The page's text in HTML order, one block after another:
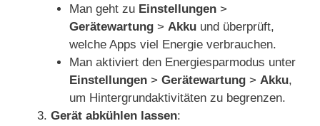
Man geht zu Einstellungen>
Gerätewartung> Akkuund überprüft,
welche Apps viel Energie verbrauchen.
Man aktiviert den Energiesparmodus unter
Einstellungen> Gerätewartung> Akku,
um Hintergrundaktivitäten zu begrenzen.
Gerät abkühlen lassen: